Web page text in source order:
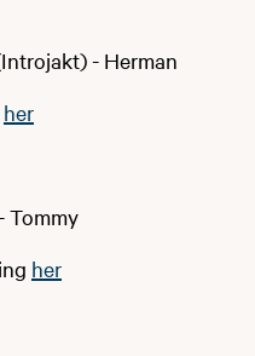
- Herman
her
Tommy
her